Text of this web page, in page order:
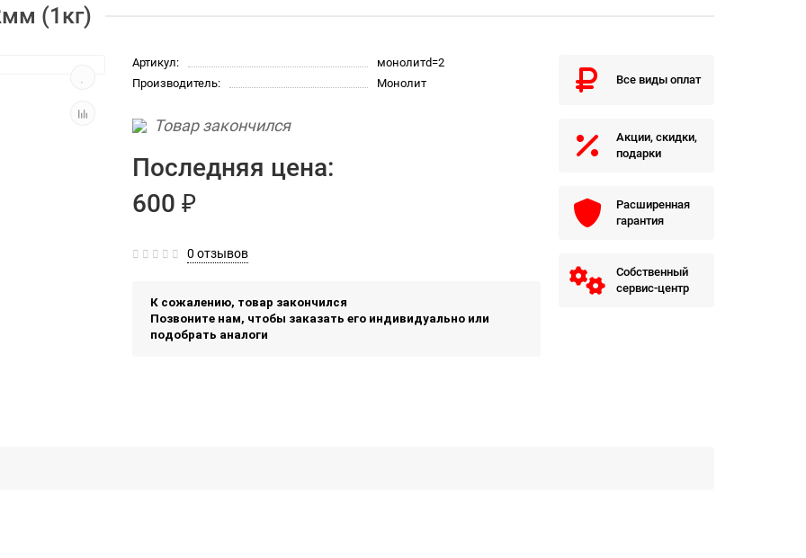
(1кг)
Артикул:
монолитd=2
Производитель:
Монолит
Товар закончился
Последняя цена:
600 ₽
0 отзывов
К сожалению, товар закончился
Позвоните нам, чтобы заказать его индивидуально или
подобрать аналоги
Все виды оплат
Акции, скидки,
подарки
Расширенная
гарантия
Собственный
сервис-центр